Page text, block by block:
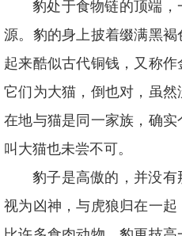
豹处于食物链的顶端
源。豹的身上披着缀满黑
起来酷似古代铜钱，又称
它们为大猫，倒也对，虽
在地与猫是同一家族，确实
叫大猫也未尝不可。
豹子是高傲的，并没
视为凶神，与虎狼归在一